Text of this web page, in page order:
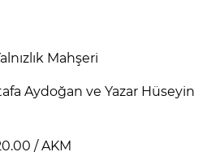
Mahşeri
Aydoğan ve Yazar Hüseyin
/ AKM